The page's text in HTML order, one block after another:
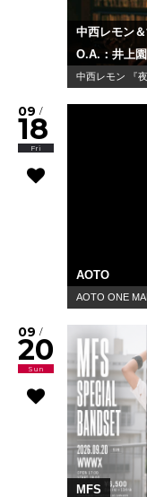
中西レモン
O.A.：井上
中西レモン 『
09 /
18
Fri
AOTO
AOTO ONE
09 /
20
Sun
MFS